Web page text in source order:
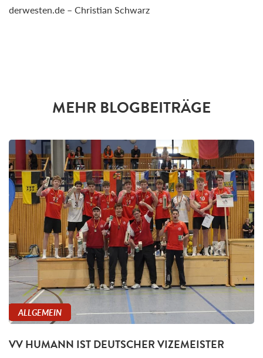
derwesten.de – Christian Schwarz
MEHR BLOGBEITRÄGE
ALLGEMEIN
VV HUMANN IST DEUTSCHER VIZEMEISTER